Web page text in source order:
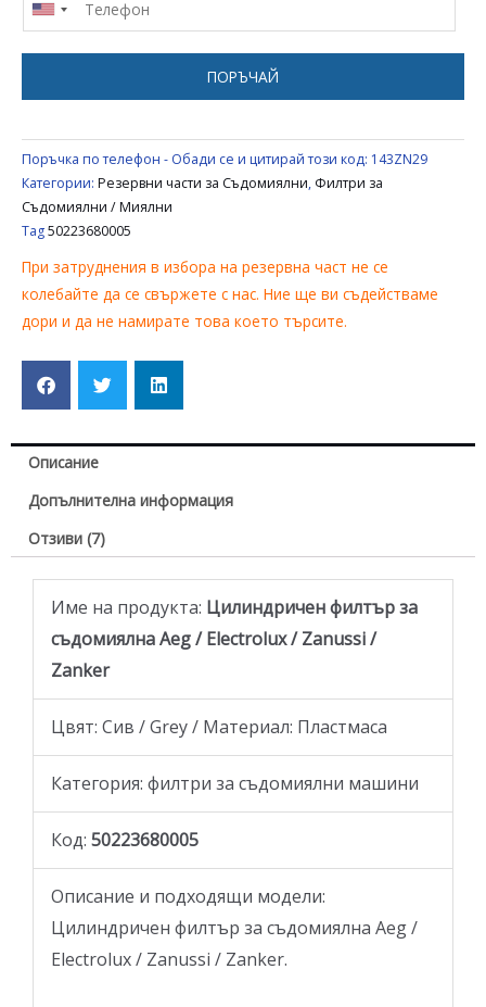
ELECTROLUX
50223680005
ПОРЪЧАЙ
Поръчка по телефон - Обади се и цитирай този код: 143ZN29
Категории: Резервни части за Съдомиялни, Филтри за
Съдомиялни / Миялни
Tag50223680005
При затруднения в избора на резервна част не се
колебайте да се свържете с нас. Ние ще ви съдействаме
дори и да не намирате това което търсите.
Описание
Допълнителна информация
Отзиви (7)
Име на продукта: Цилиндричен филтър за
съдомиялнаAeg / Electrolux / Zanussi /
Zanker
Цвят: Сив / Grey / Материал: Пластмаса
Категория: филтри за съдомиялни машини
Код: 50223680005
Описание и подходящи модели:
Цилиндричен филтър за съдомиялна Aeg /
Electrolux / Zanussi / Zanker.